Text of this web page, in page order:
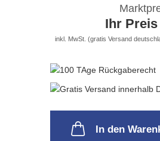
Ihr Preis
inkl. MwSt. (gratis Versand
In den